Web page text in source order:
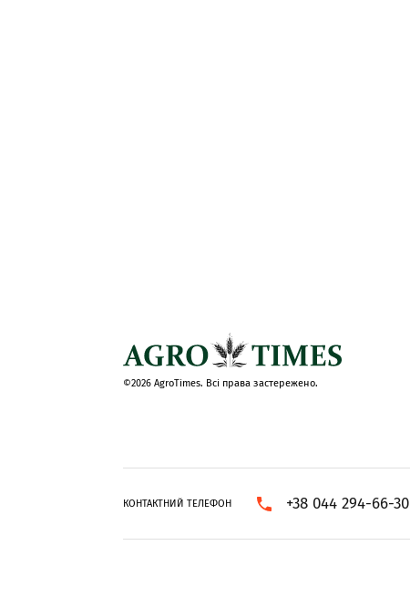
©2026 AgroTimes. Всі права застережено.
КОНТАКТНИЙ ТЕЛЕФОН +38 044 294-66-30